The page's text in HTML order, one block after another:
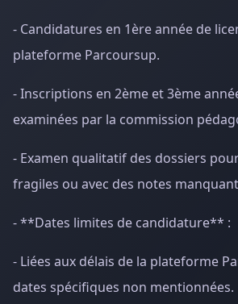
- Candidatures en 1ère année de
plateforme Parcoursup.
- Inscriptions en 2ème et 3ème
examinées par la commission
- Examen qualitatif des dossiers
fragiles ou avec des notes
- **Dates limites de candidature** :
- Liées aux délais de la plateforme
dates spécifiques non mentionnées.